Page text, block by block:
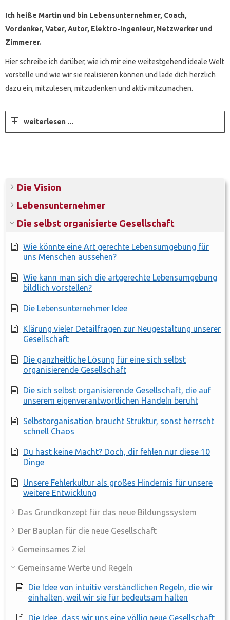
Ich heiße Martin und bin Lebensunternehmer, Coach,
Vordenker, Vater, Autor, Elektro-Ingenieur, Netzwerker und
Zimmerer.
Hier schreibe ich darüber, wie ich mir eine weitestgehend ideale Welt
vorstelle und wie wir sie realisieren können und lade dich herzlich
dazu ein, mitzulesen, mitzudenken und aktiv mitzumachen.
weiterlesen ...
Die Vision
Lebensunternehmer
Die selbst organisierte Gesellschaft
Wie könnte eine Art gerechte Lebensumgebung für
uns Menschen aussehen?
Wie kann man sich die artgerechte Lebensumgebung
bildlich vorstellen?
Die Lebensunternehmer Idee
Klärung vieler Detailfragen zur Neugestaltung unserer
Gesellschaft
Die ganzheitliche Lösung für eine sich selbst
organisierende Gesellschaft
Die sich selbst organisierende Gesellschaft, die auf
unserem eigenverantwortlichen Handeln beruht
Selbstorganisation braucht Struktur, sonst herrscht
schnell Chaos
Du hast keine Macht? Doch, dir fehlen nur diese 10
Dinge
Unsere Fehlerkultur als großes Hindernis für unsere
weitere Entwicklung
Das Grundkonzept für das neue Bildungssystem
Der Bauplan für die neue Gesellschaft
Gemeinsames Ziel
Gemeinsame Werte und Regeln
Die Idee von intuitiv verständlichen Regeln, die wir
einhalten, weil wir sie für bedeutsam halten
Die Idee, dass wir uns eine völlig neue Gesellschaft